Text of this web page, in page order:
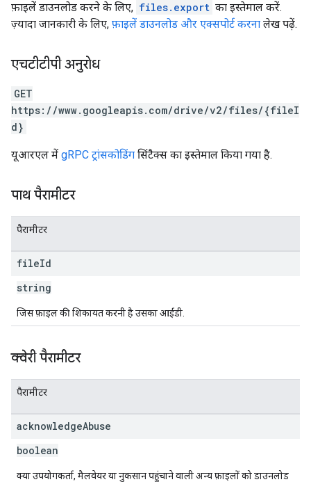
फ़ाइलें डाउनलोड करने के लिए, files.export का इस्तेमाल करें.
ज़्यादा जानकारी के लिए, फ़ाइलें डाउनलोड और एक्सपोर्ट करना लेख पढ़ें.
एचटीटीपी अनुरोध
GET
https://www.googleapis.com/drive/v2/files/{fileI
d}
यूआरएल में gRPC ट्रांसकोडिंग सिंटैक्स का इस्तेमाल किया गया है.
पाथ पैरामीटर
पैरामीटर
fileId
string
जिस फ़ाइल की शिकायत करनी है उसका आईडी.
क्वेरी पैरामीटर
पैरामीटर
acknowledgeAbuse
boolean
क्या उपयोगकर्ता, मैलवेयर या नुकसान पहुंचाने वाली अन्य फ़ाइलों को डाउनलोड